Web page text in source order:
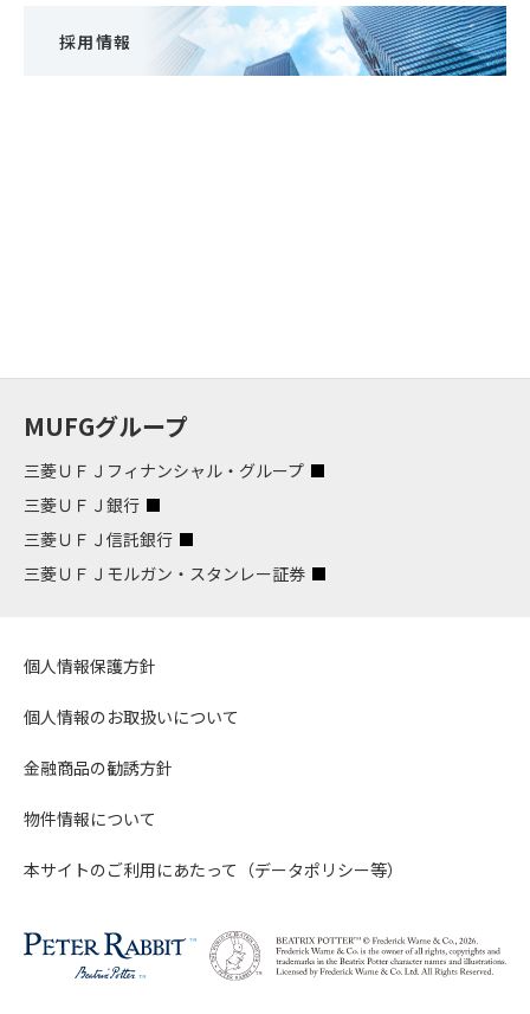
採用情報
MUFGグループ
三菱ＵＦＪフィナンシャル・グループ
三菱ＵＦＪ銀行
三菱ＵＦＪ信託銀行
三菱ＵＦＪモルガン・スタンレー証券
個人情報保護方針
個人情報のお取扱いについて
金融商品の勧誘方針
物件情報について
本サイトのご利用にあたって（データポリシー等）